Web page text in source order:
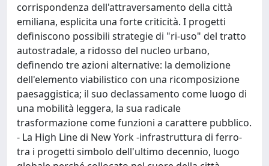
corrispondenza dell'attraversamento della città
emiliana, esplicita una forte criticità. I progetti
definiscono possibili strategie di "ri-uso" del tratto
autostradale, a ridosso del nucleo urbano,
definendo tre azioni alternative: la demolizione
dell'elemento viabilistico con una ricomposizione
paesaggistica; il suo declassamento come luogo di
una mobilità leggera, la sua radicale
trasformazione come funzioni a carattere pubblico.
- La High Line di New York -infrastruttura di ferro-
tra i progetti simbolo dell'ultimo decennio, luogo